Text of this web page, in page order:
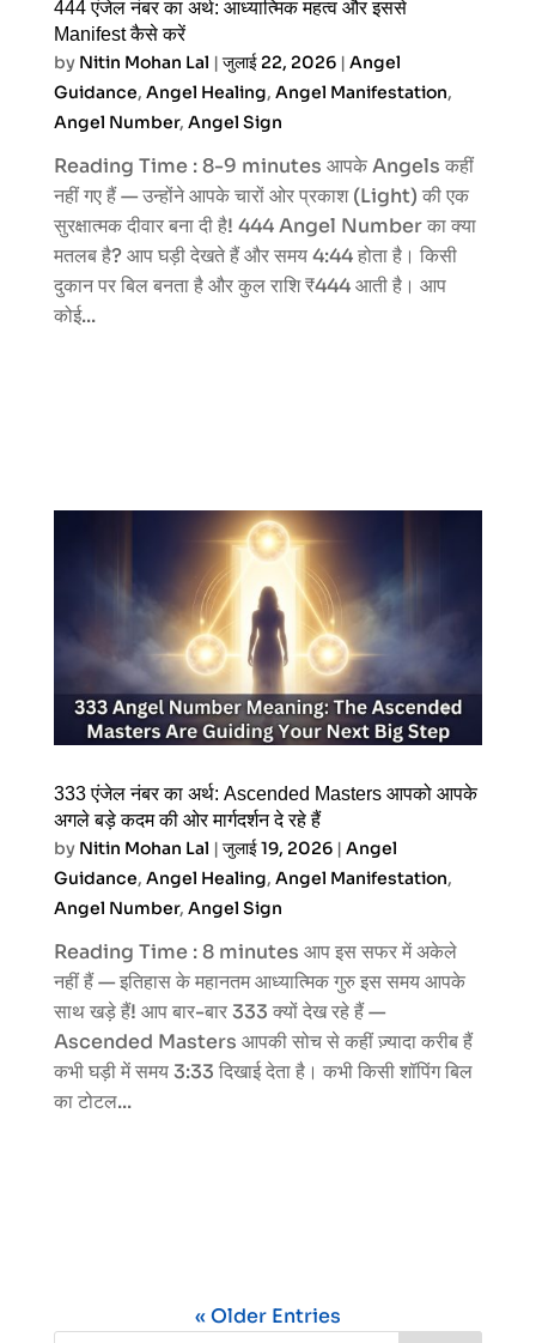
444 एंजेल नंबर का अर्थ: आध्यात्मिक महत्व और इससे
Manifest कैसे करें
by Nitin Mohan Lal | जुलाई 22, 2026| Angel
Guidance, Angel Healing, Angel Manifestation,
Angel Number, Angel Sign
Reading Time : 8-9 minutes आपके Angels कहीं
नहीं गए हैं — उन्होंने आपके चारों ओर प्रकाश (Light) की एक
सुरक्षात्मक दीवार बना दी है! 444 Angel Number का क्या
मतलब है? आप घड़ी देखते हैं और समय 4:44 होता है। किसी
दुकान पर बिल बनता है और कुल राशि ₹444 आती है। आप
कोई...
333 एंजेल नंबर का अर्थ: Ascended Masters आपको आपके
अगले बड़े कदम की ओर मार्गदर्शन दे रहे हैं
by Nitin Mohan Lal | जुलाई 19, 2026| Angel
Guidance, Angel Healing, Angel Manifestation,
Angel Number, Angel Sign
Reading Time : 8 minutes आप इस सफर में अकेले
नहीं हैं — इतिहास के महानतम आध्यात्मिक गुरु इस समय आपके
साथ खड़े हैं! आप बार-बार 333 क्यों देख रहे हैं —
Ascended Masters आपकी सोच से कहीं ज़्यादा करीब हैं
कभी घड़ी में समय 3:33 दिखाई देता है। कभी किसी शॉपिंग बिल
का टोटल...
« Older Entries